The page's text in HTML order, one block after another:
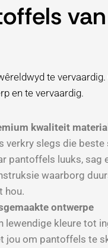
te
en te vervaardig.
kwaliteit
verkry slegs die
pantoffels luuks, sag
waarborg
hou.
ontwerpe
lewendige kleure tot
jou om pantoffels te